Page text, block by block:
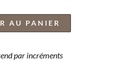
AU PANIER
par incréments